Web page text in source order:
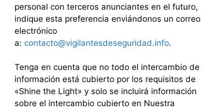
personal con terceros anunciantes en el futuro,
indique esta preferencia enviándonos un correo
electrónico
a: contacto@vigilantesdeseguridad.info.
Tenga en cuenta que no todo el intercambio de
información está cubierto por los requisitos de
«Shine the Light» y solo se incluirá información
sobre el intercambio cubierto en Nuestra